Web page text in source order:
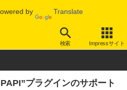
by Translate
検索 Impressサイト
フト ソフトウェア PCアプリ
プラグインのサポート